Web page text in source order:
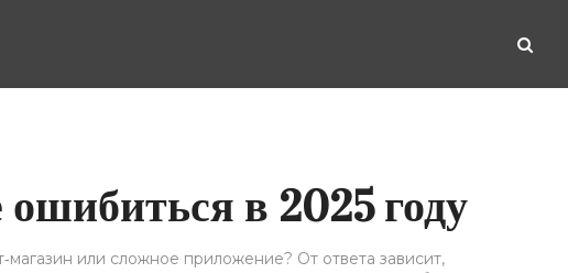
ошибиться в 2025 году
или сложное приложение? От ответа зависит,